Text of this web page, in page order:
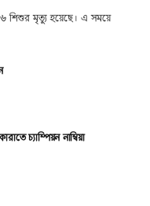
শিশুর মৃত্যু হয়েছে। এ সময়ে
চ্যাম্পিয়ন নাম্বিয়া